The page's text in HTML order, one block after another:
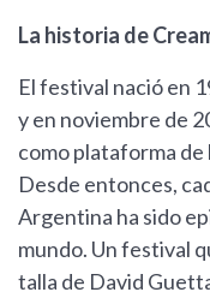
La historia de
El festival nació en
y en noviembre de
como plataforma
Desde entonces,
Argentina ha sido
mundo. Un festival
talla de David